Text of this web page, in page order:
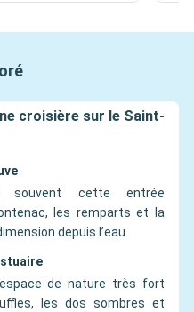
croisière sur le Saint-
souvent cette entrée
les remparts et la
depuis l’eau.
de nature très fort
les dos sombres et